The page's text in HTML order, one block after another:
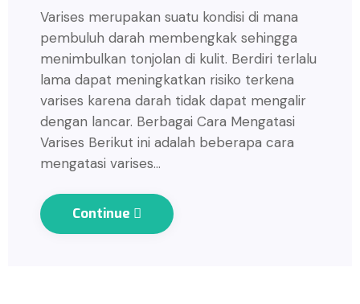
Varises merupakan suatu kondisi di mana
pembuluh darah membengkak sehingga
menimbulkan tonjolan di kulit. Berdiri terlalu
lama dapat meningkatkan risiko terkena
varises karena darah tidak dapat mengalir
dengan lancar. Berbagai Cara Mengatasi
Varises Berikut ini adalah beberapa cara
mengatasi varises…
Continue